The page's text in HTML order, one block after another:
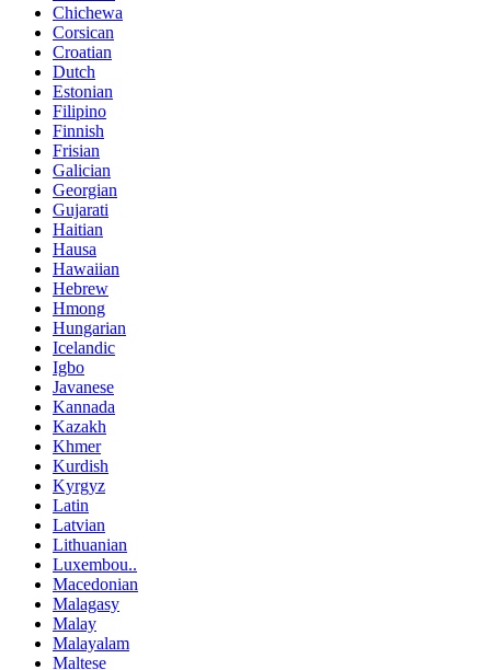
Chichewa
Corsican
Croatian
Dutch
Estonian
Filipino
Finnish
Frisian
Galician
Georgian
Gujarati
Haitian
Hausa
Hawaiian
Hebrew
Hmong
Hungarian
Icelandic
Igbo
Javanese
Kannada
Kazakh
Khmer
Kurdish
Kyrgyz
Latin
Latvian
Lithuanian
Luxembou..
Macedonian
Malagasy
Malay
Malayalam
Maltese